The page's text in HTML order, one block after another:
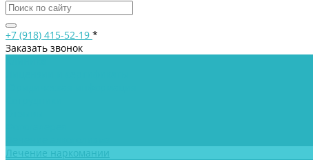
+7 (918) 415-52-19 *
Заказать звонок
Лечение наркомании